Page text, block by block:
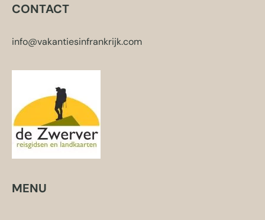
CONTACT
info@vakantiesinfrankrijk.com
MENU